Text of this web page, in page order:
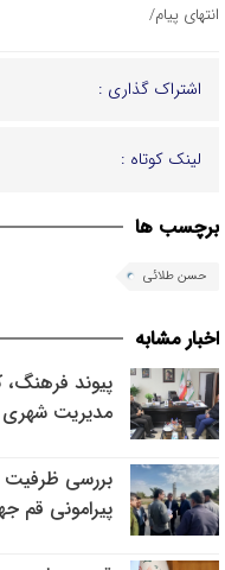
انتهای پیام/
اشتراک گذاری :
لینک کوتاه :
برچسب ها
حسن طلائی
اخبار مشابه
پیوند فرهنگ،
مدیریت
پیرامونی قم